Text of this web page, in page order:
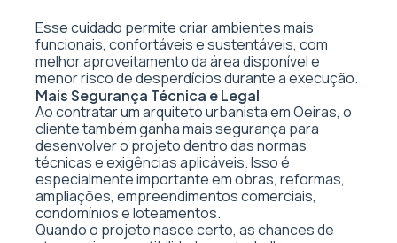
Esse cuidado permite criar ambientes mais
funcionais, confortáveis e sustentáveis, com
melhor aproveitamento da área disponível e
menor risco de desperdícios durante a execução.
Mais Segurança Técnica e Legal
Ao contratar um arquiteto urbanista em Oeiras, o
cliente também ganha mais segurança para
desenvolver o projeto dentro das normas
técnicas e exigências aplicáveis. Isso é
especialmente importante em obras, reformas,
ampliações, empreendimentos comerciais,
condomínios e loteamentos.
Quando o projeto nasce certo, as chances de